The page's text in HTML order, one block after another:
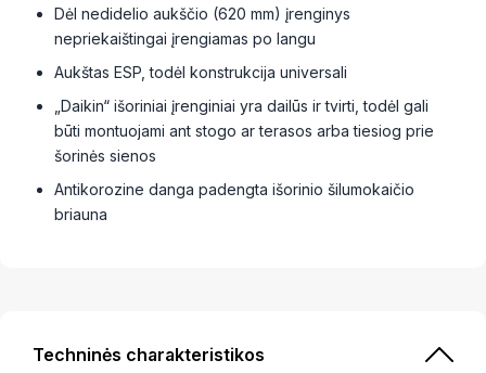
Dėl nedidelio aukščio (620 mm) įrenginys
nepriekaištingai įrengiamas po langu
Aukštas ESP, todėl konstrukcija universali
„Daikin“ išoriniai įrenginiai yra dailūs ir tvirti, todėl gali
būti montuojami ant stogo ar terasos arba tiesiog prie
šorinės sienos
Antikorozine danga padengta išorinio šilumokaičio
briauna
Techninės charakteristikos